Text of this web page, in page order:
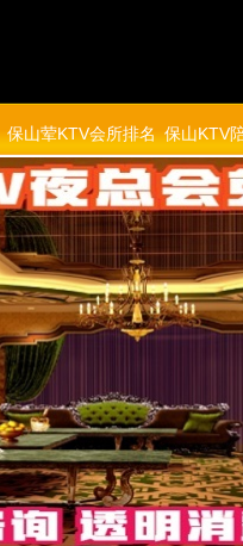
保山荤KTV会所排名 保山KTV